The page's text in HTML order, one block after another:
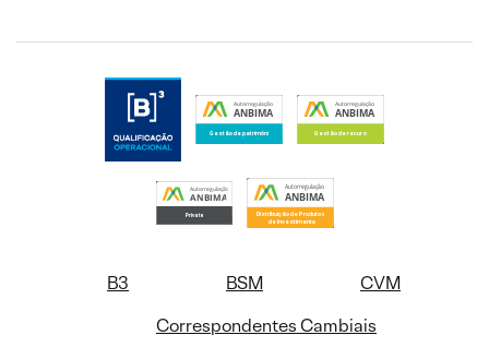
B3 BSM
CVM
Correspondentes Cambiais